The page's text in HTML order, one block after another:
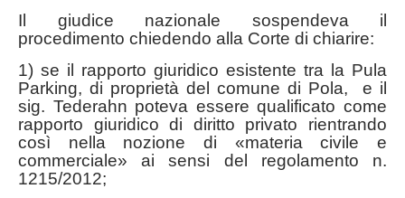
Il giudice nazionale sospendeva il
procedimento chiedendo alla Corte di chiarire:
1) se il rapporto giuridico esistente tra la Pula
Parking, di proprietà del comune di Pola, e il
sig. Tederahn poteva essere qualificato come
rapporto giuridico di diritto privato rientrando
così nella nozione di «materia civile e
commerciale» ai sensi del regolamento n.
1215/2012;